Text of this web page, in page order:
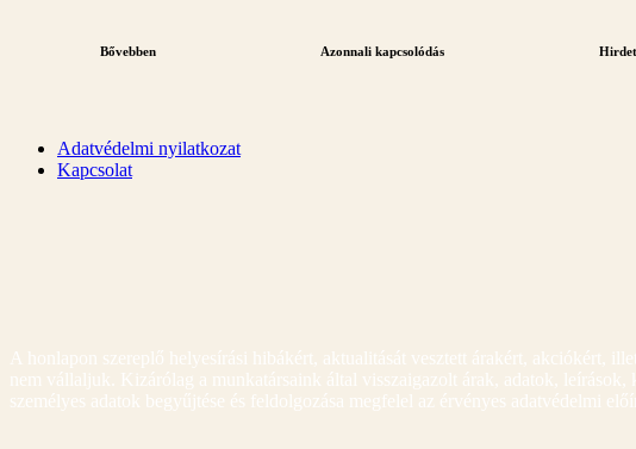
Bővebben Azonnali kapcsolódás
Adatvédelmi nyilatkozat
Kapcsolat
A honlapon szereplő helyesírási hibákért, aktualitását vesztett árakért, akciókért,
nem vállaljuk. Kizárólag a munkatársaink által visszaigazolt árak, adatok,
személyes adatok begyűjtése és feldolgozása megfelel az érvényes adatvédelmi